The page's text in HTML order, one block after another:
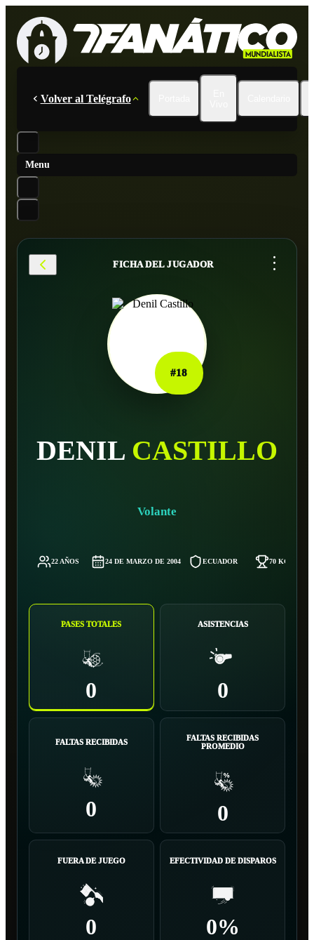
Volver al Telégrafo
Menu
FICHA DEL JUGADOR ...
#18
DENIL CASTILLO
Volante
22 AÑOS 24 DE MARZO DE 2004 ECUADOR 70 KG
PASES TOTALES
0
ASISTENCIAS
0
FALTAS RECIBIDAS
0
FALTAS RECIBIDAS
PROMEDIO
0
FUERA DE JUEGO
0
EFECTIVIDAD DE DISPAROS
0%